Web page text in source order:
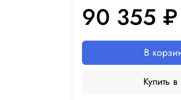
90 355 ₽
В
Купить